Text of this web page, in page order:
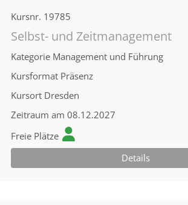
Kursnr. 19785
Selbst- und Zeitmanagement
Kategorie Management und Führung
Kursformat Präsenz
Kursort Dresden
Zeitraum am 08.12.2027
Freie Plätze
Details